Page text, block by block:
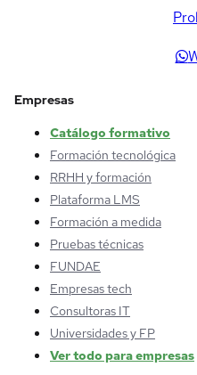
Empresas
Catálogo formativo
Formación tecnológica
RRHH y formación
Plataforma LMS
Formación a medida
Pruebas técnicas
FUNDAE
Empresas tech
Consultoras IT
Universidades y FP
Ver todo para empresas